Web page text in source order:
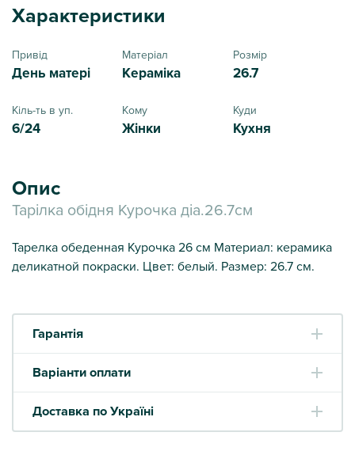
Характеристики
Привід
День матері
Матеріал
Кераміка
Розмір
26.7
Кіль-ть в уп.
6/24
Кому
Жінки
Куди
Кухня
Опис
Тарілка обідня Курочка діа.26.7см
Тарелка обеденная Курочка 26 см Материал: керамика
деликатной покраски. Цвет: белый. Размер: 26.7 см.
Гарантія
Варіанти оплати
Доставка по Україні